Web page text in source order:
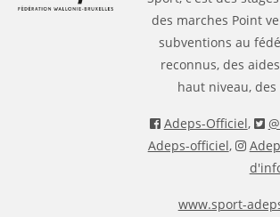
des marches Point
subventions au
reconnus, des
haut niveau,
Adeps-Officiel,
Adeps-officiel,
www.sport-